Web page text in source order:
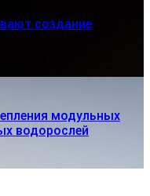
создание
модульных
водорослей